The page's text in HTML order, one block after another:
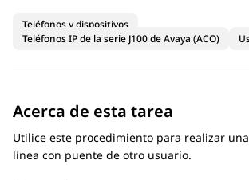
Teléfonos y dispositivos
Teléfonos IP de la serie J100 de Avaya (ACO)
Acerca de esta tarea
Utilice este procedimiento para realizar
línea con puente de otro usuario.